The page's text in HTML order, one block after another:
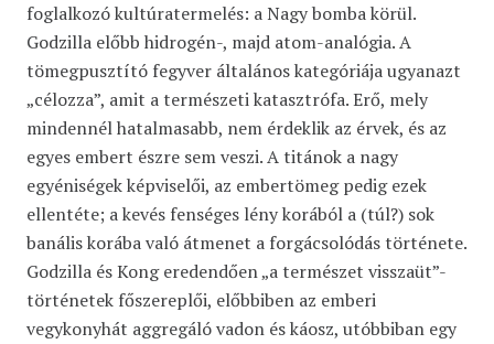
foglalkozó kultúratermelés: a Nagy bomba körül.
Godzilla előbb hidrogén-, majd atom-analógia. A
tömegpusztító fegyver általános kategóriája ugyanazt
„célozza”, amit a természeti katasztrófa. Erő, mely
mindennél hatalmasabb, nem érdeklik az érvek, és az
egyes embert észre sem veszi. A titánok a nagy
egyéniségek képviselői, az embertömeg pedig ezek
ellentéte; a kevés fenséges lény korából a (túl?) sok
banális korába való átmenet a forgácsolódás története.
Godzilla és Kong eredendően „a természet visszaüt”-
történetek főszereplői, előbbiben az emberi
vegykonyhát aggregáló vadon és káosz, utóbbiban egy